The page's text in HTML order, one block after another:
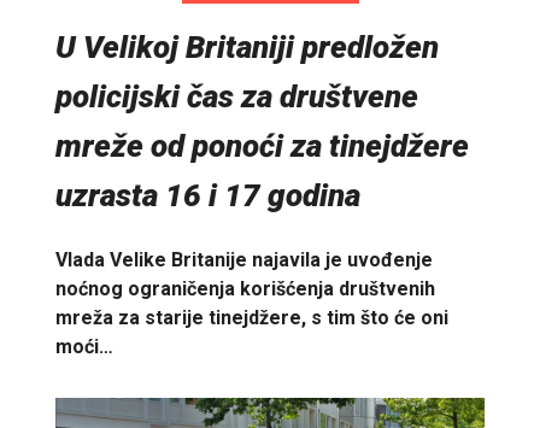
U Velikoj Britaniji predložen
policijski čas za društvene
mreže od ponoći za tinejdžere
uzrasta 16 i 17 godina
Vlada Velike Britanije najavila je uvođenje
noćnog ograničenja korišćenja društvenih
mreža za starije tinejdžere, s tim što će oni
moći…